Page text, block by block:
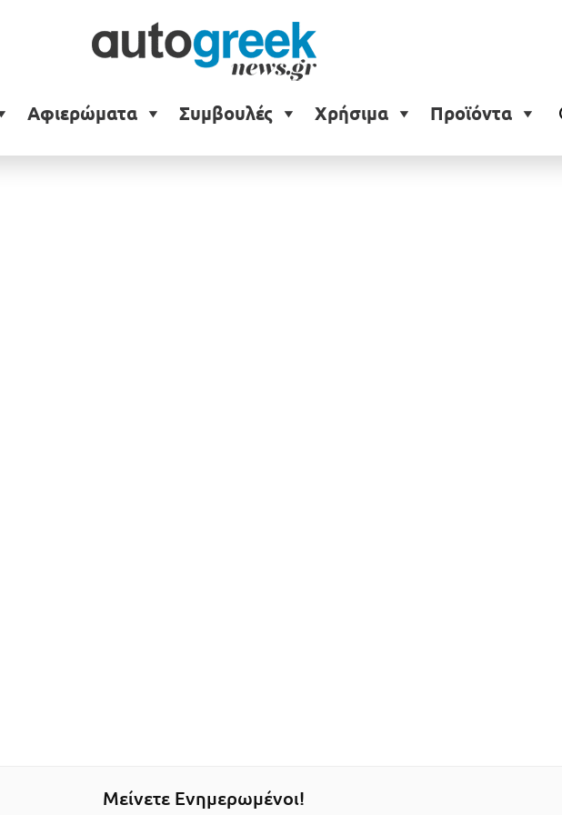
Αφιερώματα Συμβουλές Χρήσιμα Προϊόντα
F5-M
Μείνετε Ενημερωμένοι!